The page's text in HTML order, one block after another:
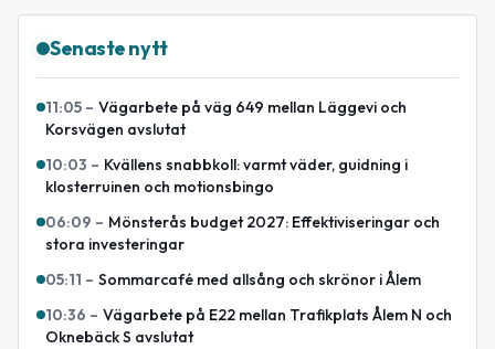
Senaste nytt
11:05 – Vägarbete på väg 649 mellan Läggevi och
Korsvägen avslutat
10:03 – Kvällens snabbkoll: varmt väder, guidning i
klosterruinen och motionsbingo
06:09 – Mönsterås budget 2027: Effektiviseringar och
stora investeringar
05:11 – Sommarcafé med allsång och skrönor i Ålem
10:36 – Vägarbete på E22 mellan Trafikplats Ålem N och
Oknebäck S avslutat